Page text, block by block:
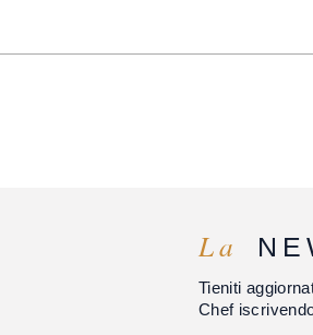
La
Tieniti
Chef